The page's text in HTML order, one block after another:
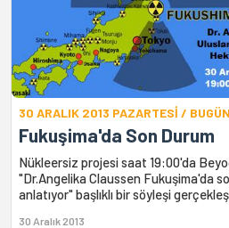
30 ARALIK 2013 PAZARTESİ /
Fukuşima'da Son Durum
Nükleersiz projesi saat 19:00'da
"Dr.Angelika Claussen Fukuşima'da
anlatıyor" başlıklı bir söyleşi
30 Aralık 2013